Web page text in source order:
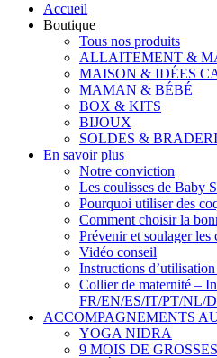
Accueil
Boutique
Tous nos produits
ALLAITEMENT &
MAISON & IDÉES
MAMAN & BÉBÉ
BOX & KITS
BIJOUX
SOLDES &
En savoir plus
Notre conviction
Les coulisses de Baby
Pourquoi utiliser des
Comment choisir la
Prévenir et soulager les
Vidéo conseil
Instructions
Collier de maternité –
FR/EN/ES/IT/PT/NL/
ACCOMPAGNEMENTS
YOGA NIDRA
9 MOIS DE